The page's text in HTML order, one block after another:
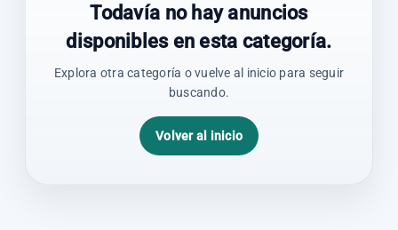
Todavía no hay anuncios
disponibles en esta categoría.
Explora otra categoría o vuelve al inicio para seguir
buscando.
Volver al inicio